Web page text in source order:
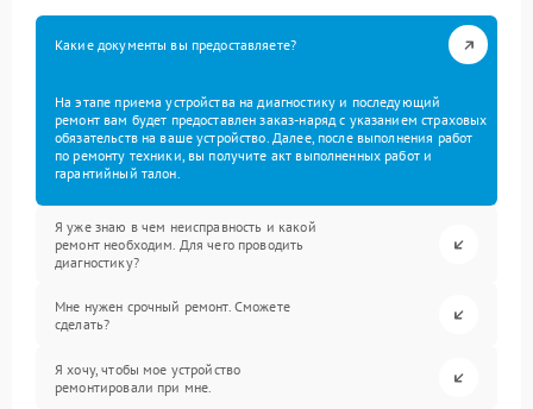
Какие документы вы предоставляете?
На этапе приема устройства на диагностику и последующий
ремонт вам будет предоставлен заказ-наряд с указанием страховых
обязательств на ваше устройство. Далее, после выполнения работ
по ремонту техники, вы получите акт выполненных работ и
гарантийный талон.
Я уже знаю в чем неисправность и какой
ремонт необходим. Для чего проводить
диагностику?
Мне нужен срочный ремонт. Сможете
сделать?
Я хочу, чтобы мое устройство
ремонтировали при мне.